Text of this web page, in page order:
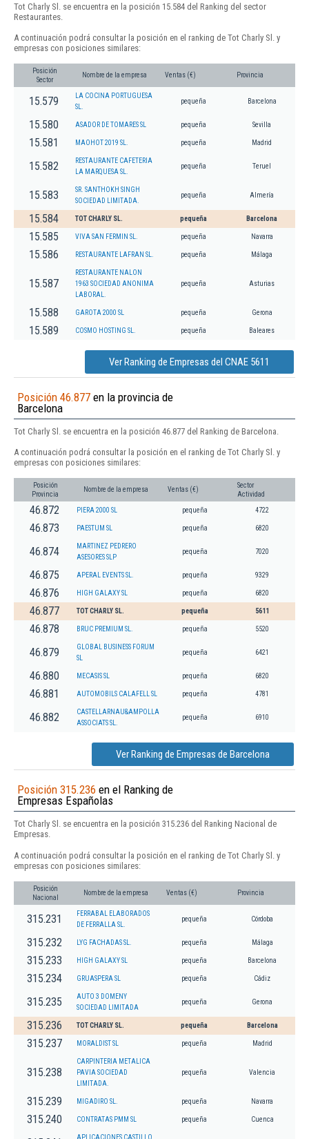
Tot Charly Sl. se encuentra en la posición 15.584 del Ranking del sector
Restaurantes.
A continuación podrá consultar la posición en el ranking de Tot Charly Sl. y
empresas con posiciones similares:
Posición
Sector
Nombre de la empresa Ventas (€) Provincia
15.579
LA COCINA PORTUGUESA
SL.
pequeña Barcelona
15.580 ASADOR DE TOMARES SL pequeña Sevilla
15.581 MAOHOT 2019 SL. pequeña Madrid
15.582
RESTAURANTE CAFETERIA
LA MARQUESA SL.
pequeña Teruel
15.583
SR. SANTHOKH SINGH
SOCIEDAD LIMITADA.
pequeña Almería
15.584 TOT CHARLY SL. pequeña Barcelona
15.585 VIVA SAN FERMIN SL. pequeña Navarra
15.586 RESTAURANTE LAFRAN SL. pequeña Málaga
15.587
RESTAURANTE NALON
1963 SOCIEDAD ANONIMA
LABORAL.
pequeña Asturias
15.588 GAROTA 2000 SL pequeña Gerona
15.589 COSMO HOSTING SL. pequeña Baleares
Ver Ranking de Empresas del CNAE 5611
Posición 46.877 en la provincia de
Barcelona
Tot Charly Sl. se encuentra en la posición 46.877 del Ranking de Barcelona.
A continuación podrá consultar la posición en el ranking de Tot Charly Sl. y
empresas con posiciones similares:
Posición
Provincia
Nombre de la empresa Ventas (€)
Sector
Actividad
46.872 PIERA 2000 SL pequeña 4722
46.873 PAESTUM SL pequeña 6820
46.874
MARTINEZ PEDRERO
ASESORES SLP
pequeña 7020
46.875 APERAL EVENTS SL. pequeña 9329
46.876 HIGH GALAXY SL pequeña 6820
46.877 TOT CHARLY SL. pequeña 5611
46.878 BRUC PREMIUM SL. pequeña 5520
46.879
GLOBAL BUSINESS FORUM
SL
pequeña 6421
46.880 MECASIS SL pequeña 6820
46.881 AUTOMOBILS CALAFELL SL pequeña 4781
46.882
CASTELLARNAU&AMPOLLA
ASSOCIATS SL.
pequeña 6910
Ver Ranking de Empresas de Barcelona
Posición 315.236 en el Ranking de
Empresas Españolas
Tot Charly Sl. se encuentra en la posición 315.236 del Ranking Nacional de
Empresas.
A continuación podrá consultar la posición en el ranking de Tot Charly Sl. y
empresas con posiciones similares:
Posición
Nacional
Nombre de la empresa Ventas (€) Provincia
315.231
FERRABAL ELABORADOS
DE FERRALLA SL.
pequeña Córdoba
315.232 LYG FACHADAS SL. pequeña Málaga
315.233 HIGH GALAXY SL pequeña Barcelona
315.234 GRUASPERA SL pequeña Cádiz
315.235
AUTO 3 DOMENY
SOCIEDAD LIMITADA
pequeña Gerona
315.236 TOT CHARLY SL. pequeña Barcelona
315.237 MORALDIST SL pequeña Madrid
315.238
CARPINTERIA METALICA
PAVIA SOCIEDAD
LIMITADA.
pequeña Valencia
315.239 MIGADIRO SL. pequeña Navarra
315.240 CONTRATAS PMM SL pequeña Cuenca
APLICACIONES CASTILLO